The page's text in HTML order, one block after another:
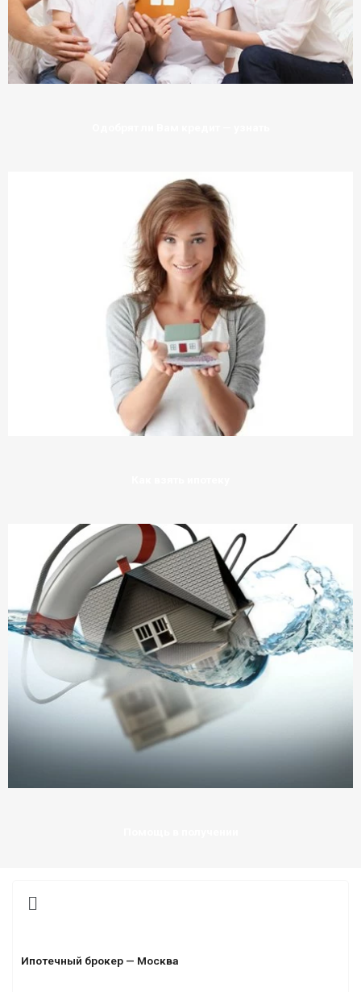
Ипотечный брокер — Москва